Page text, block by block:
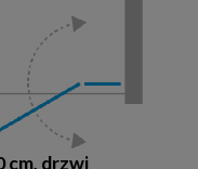
cm, drzwi